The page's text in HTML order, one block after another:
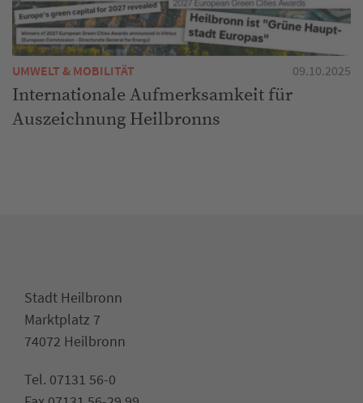
UMWELT & MOBILITÄT 09.10.2025
Internationale Aufmerksamkeit für
Auszeichnung Heilbronns
Stadt Heilbronn
Marktplatz 7
74072 Heilbronn
Tel. 07131 56-0